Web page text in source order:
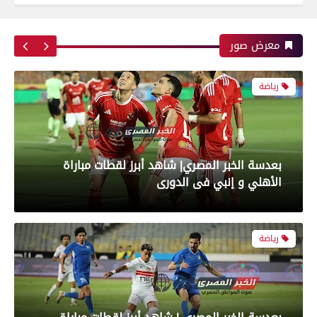
معرض صور
بعدسة الخبر المصري| شاهد أبرز لقطات مباراة زد و
بيراميدز فى نهائى كأس مصر
رياضة
بعدسة الخبر المصري| شاهد أبرز لقطات مباراة
الأهلي و إنبي فى الدورى
رياضة